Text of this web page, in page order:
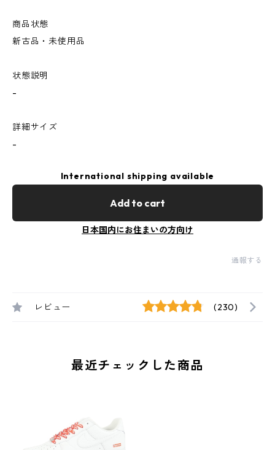
商品状態
新古品・未使用品
状態説明
-
詳細サイズ
-
International shipping available
Add to cart
日本国内にお住まいの方向け
通報する
レビュー (230)
最近チェックした商品